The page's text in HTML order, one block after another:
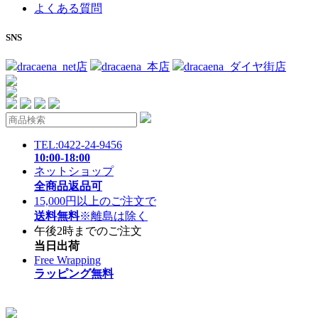
よくある質問
SNS
dracaena_net店 dracaena_本店 dracaena_ダイヤ街店
TEL:0422-24-9456
10:00-18:00
ネットショップ
全商品返品可
15,000円以上のご注文で
送料無料※離島は除く
午後2時までのご注文
当日出荷
Free Wrapping
ラッピング無料